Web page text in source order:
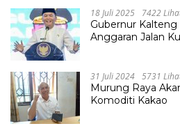
18 Juli 2025 7422
Gubernur
Anggaran Jalan
31 Juli 2024 5731
Murung Raya
Komoditi Kakao